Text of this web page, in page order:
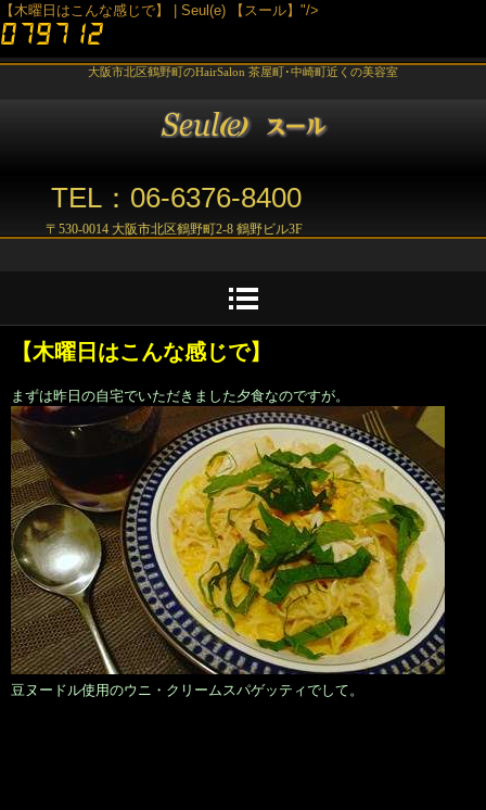
【木曜日はこんな感じで】 | Seul(e) 【スール】"/>
大阪市北区鶴野町のHairSalon 茶屋町･中崎町近くの美容室
TEL：06-6376-8400
〒530-0014 大阪市北区鶴野町2-8 鶴野ビル3F
【木曜日はこんな感じで】
まずは昨日の自宅でいただきました夕食なのですが。
豆ヌードル使用のウニ・クリームスパゲッティでして。